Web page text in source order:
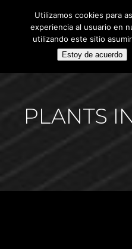
PLANTS
Utilizamos cookies para
experiencia al usuario en
utilizando este sitio
Estoy de acuerdo